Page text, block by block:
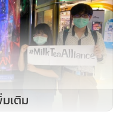
เติม